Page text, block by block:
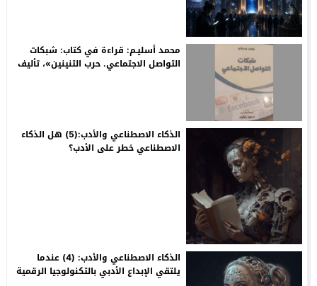
محمد أسليـم: قراءة في كتاب: شبكات
التواصل الاجتماعي. حرب التنينين»، تأليف
الذكاء الاصطناعي والأدب:(5) هل الذكاء
الاصطناعي خطر على الأدب؟
الذكاء الاصطناعي والأدب: (4) عندما
يلتقي الإبداع الأدبي بالتكنولوجيا الرقمية